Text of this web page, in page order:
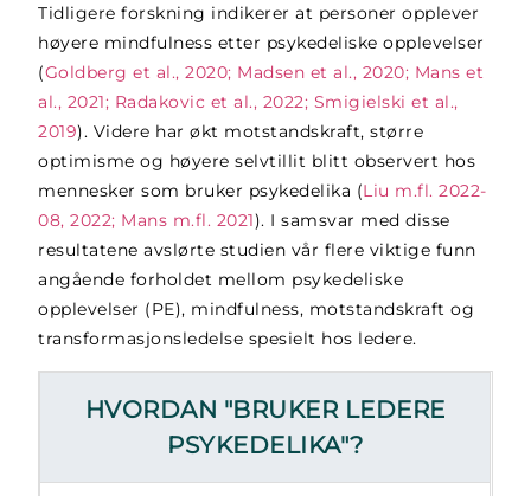
Tidligere forskning indikerer at personer opplever
høyere mindfulness etter psykedeliske opplevelser
(Goldberg et al., 2020; Madsen et al., 2020; Mans et
al., 2021; Radakovic et al., 2022; Smigielski et al.,
2019). Videre har økt motstandskraft, større
optimisme og høyere selvtillit blitt observert hos
mennesker som bruker psykedelika (Liu m.fl. 2022-
08, 2022; Mans m.fl. 2021). I samsvar med disse
resultatene avslørte studien vår flere viktige funn
angående forholdet mellom psykedeliske
opplevelser (PE), mindfulness, motstandskraft og
transformasjonsledelse spesielt hos ledere.
HVORDAN "BRUKER LEDERE
PSYKEDELIKA"?